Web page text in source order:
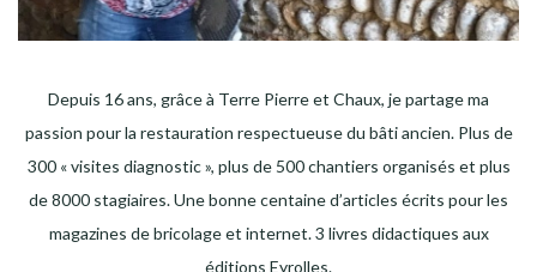
Depuis 16 ans, grâce à Terre Pierre et Chaux, je partage ma
passion pour la restauration respectueuse du bâti ancien. Plus de
300 « visites diagnostic », plus de 500 chantiers organisés et plus
de 8000 stagiaires. Une bonne centaine d’articles écrits pour les
magazines de bricolage et internet. 3 livres didactiques aux
éditions Eyrolles.